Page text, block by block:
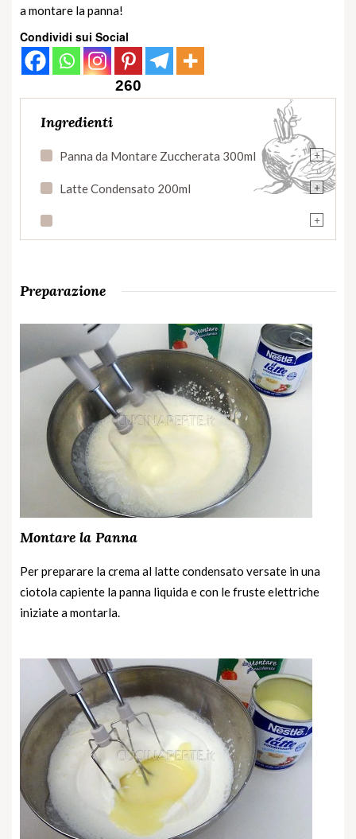
a montare la panna!
Condividi sui Social
260
Ingredienti
+
Panna da Montare Zuccherata 300ml
+
Latte Condensato 200ml
+
Preparazione
Montare la Panna
Per preparare la crema al latte condensato versate in una
ciotola capiente la panna liquida e con le fruste elettriche
iniziate a montarla.